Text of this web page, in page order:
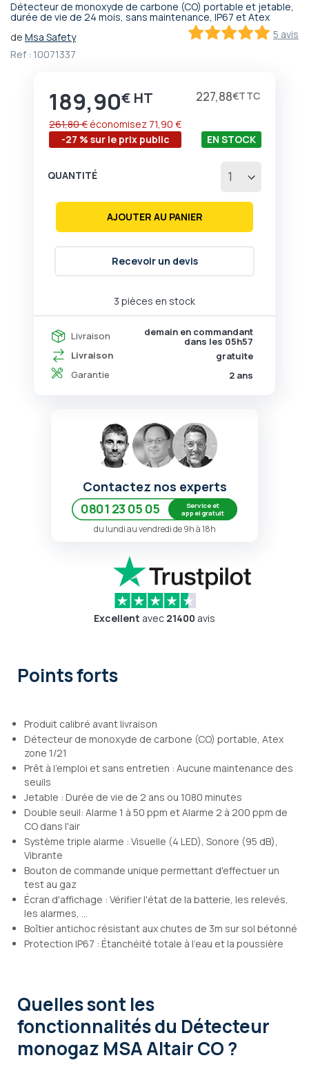
Détecteur de monoxyde de carbone (CO) portable et jetable,
durée de vie de 24 mois, sans maintenance, IP67 et Atex
5 avis
de Msa Safety
Ref : 10071337
Prix
189,90€ 227,88€
-27 % sur le prix public
261,80 € économisez 71,90 €
3 pièces en stock
EN STOCK
Livraison demain en commandant
dans les 05h57
Livraison
gratuite
Garantie
2 ans
QUANTITÉ
AJOUTER AU PANIER
Recevoir un devis
Passer
début
de
d’images
Contactez nos experts
0801 23 05 05
Service et
appel gratuit
du lundi au vendredi de 9h à 18h
Excellent avec 21400 avis
Points forts
Produit calibré avant livraison
Détecteur de monoxyde de carbone (CO) portable, Atex
zone 1/21
Prêt à l'emploi et sans entretien : Aucune maintenance des
seuils
Jetable : Durée de vie de 2 ans ou 1080 minutes
Double seuil: Alarme 1 à 50 ppm et Alarme 2 à 200 ppm de
CO dans l'air
Système triple alarme : Visuelle (4 LED), Sonore (95 dB),
Vibrante
Bouton de commande unique permettant d'effectuer un
test au gaz
Écran d'affichage : Vérifier l'état de la batterie, les relevés,
les alarmes, ...
Boîtier antichoc résistant aux chutes de 3m sur sol bétonné
Protection IP67 : Étanchéité totale à l'eau et la poussière
Quelles sont les
fonctionnalitésdu Détecteur
monogaz MSA Altair CO ?